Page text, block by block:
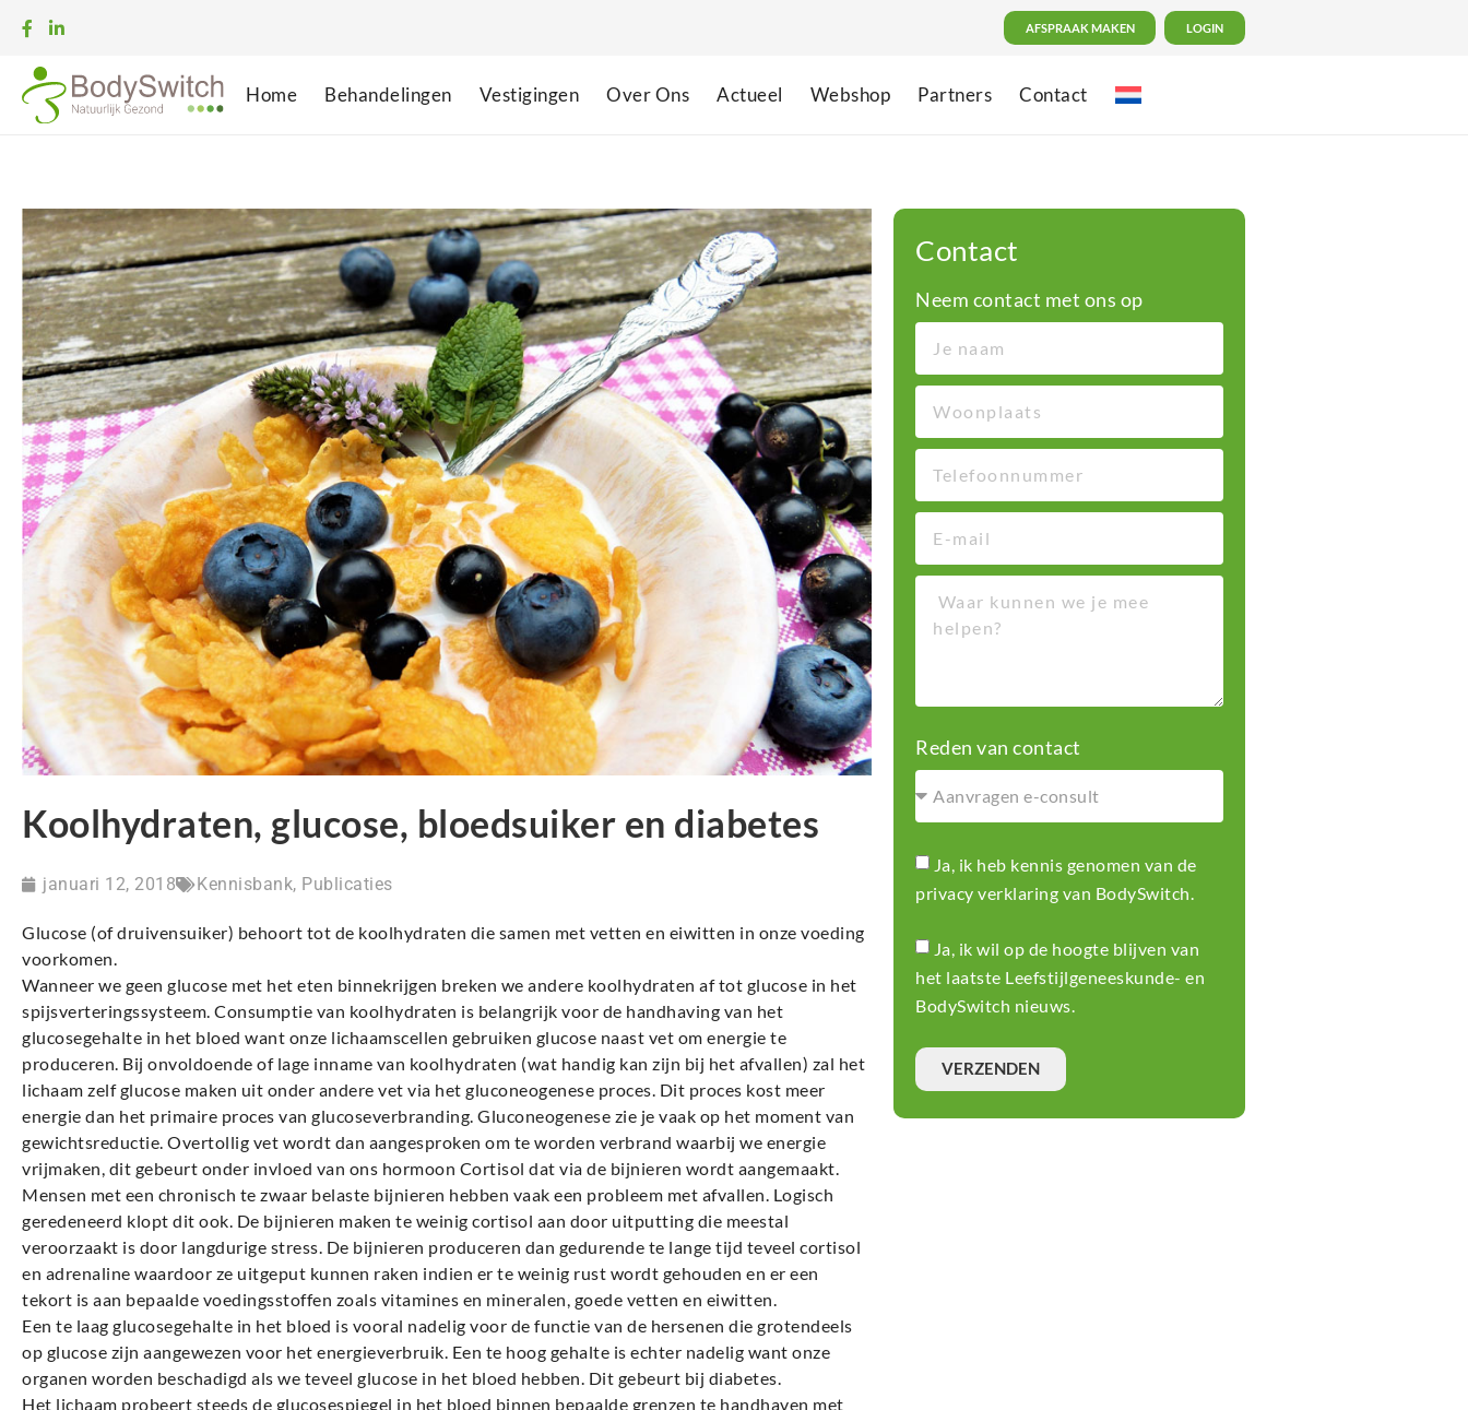
AFSPRAAK MAKEN LOGIN
Home Behandelingen Vestigingen Over Ons Actueel Webshop Partners Contact
Koolhydraten, glucose, bloedsuiker en diabetes
Glucose (of druivensuiker) behoort tot de koolhydraten die samen met vetten en eiwitten in onze voeding
voorkomen.
Wanneer we geen glucose met het eten binnekrijgen breken we andere koolhydraten af tot glucose in het
spijsverteringssysteem. Consumptie van koolhydraten is belangrijk voor de handhaving van het
glucosegehalte in het bloed want onze lichaamscellen gebruiken glucose naast vet om energie te
produceren. Bij onvoldoende of lage inname van koolhydraten (wat handig kan zijn bij het afvallen) zal het
lichaam zelf glucose maken uit onder andere vet via het gluconeogenese proces. Dit proces kost meer
energie dan het primaire proces van glucoseverbranding. Gluconeogenese zie je vaak op het moment van
gewichtsreductie. Overtollig vet wordt dan aangesproken om te worden verbrand waarbij we energie
vrijmaken, dit gebeurt onder invloed van ons hormoon Cortisol dat via de bijnieren wordt aangemaakt.
Mensen met een chronisch te zwaar belaste bijnieren hebben vaak een probleem met afvallen. Logisch
geredeneerd klopt dit ook. De bijnieren maken te weinig cortisol aan door uitputting die meestal
veroorzaakt is door langdurige stress. De bijnieren produceren dan gedurende te lange tijd teveel cortisol
en adrenaline waardoor ze uitgeput kunnen raken indien er te weinig rust wordt gehouden en er een
tekort is aan bepaalde voedingsstoffen zoals vitamines en mineralen, goede vetten en eiwitten.
Een te laag glucosegehalte in het bloed is vooral nadelig voor de functie van de hersenen die grotendeels
op glucose zijn aangewezen voor het energieverbruik. Een te hoog gehalte is echter nadelig want onze
organen worden beschadigd als we teveel glucose in het bloed hebben. Dit gebeurt bij diabetes.
Contact
Neem contact met ons op
Reden van contact
VERZENDEN